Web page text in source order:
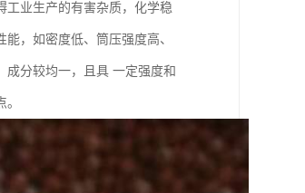
工业生产的有害杂质，化学稳
，如密度低、筒压强度高、
分较均一，且具 一定强度和